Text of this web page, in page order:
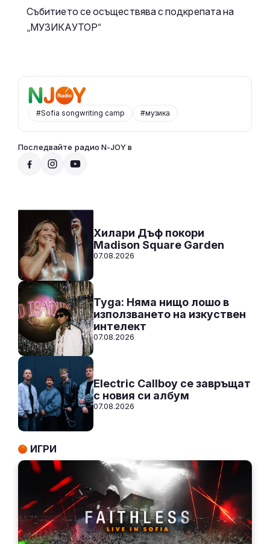
Събитието се осъществява с подкрепата на
„МУЗИКАУТОР“
#Sofia songwriting camp #музика
Последвайте радио N-JOY в
СЛУШАЙ
17:00 - 20:00
Хилари Дъф покори
Madison Square Garden
07.08.2026
Tyga: Няма нищо лошо в
използването на изкуствен
интелект
07.08.2026
Electric Callboy се завръщат
с новия си албум
07.08.2026
ИГРИ